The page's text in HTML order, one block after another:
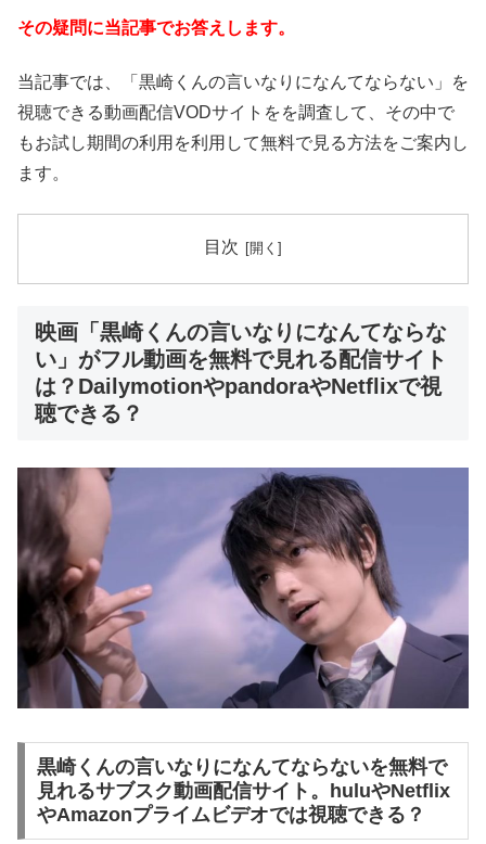
その疑問に当記事でお答えします。
当記事では、「黒崎くんの言いなりになんてならない」を
視聴できる動画配信VODサイトをを調査して、その中で
もお試し期間の利用を利用して無料で見る方法をご案内し
ます。
目次
映画「黒崎くんの言いなりになんてならな
い」がフル動画を無料で見れる配信サイト
は？DailymotionやpandoraやNetflixで視
聴できる？
黒崎くんの言いなりになんてならないを無料で
見れるサブスク動画配信サイト。huluやNetflix
やAmazonプライムビデオでは視聴できる？